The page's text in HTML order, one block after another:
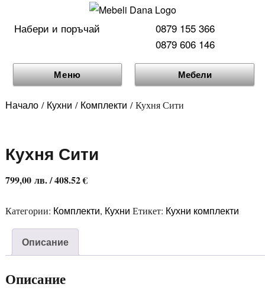
Набери и поръчай
0879 155 366
0879 606 146
Меню Мебели
Начало/ Кухни / Комплекти / Кухня Сити
Кухня Сити
799,00 лв./ 408.52 €
Категории: Комплекти, Кухни Етикет: Кухни комплекти
Описание
Описание